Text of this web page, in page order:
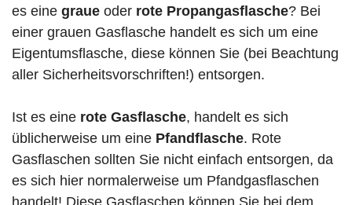
es eine graue oder rote Propangasflasche? Bei
einer grauen Gasflasche handelt es sich um eine
Eigentumsflasche, diese können Sie (bei Beachtung
aller Sicherheitsvorschriften!) entsorgen.
Ist es eine rote Gasflasche, handelt es sich
üblicherweise um eine Pfandflasche. Rote
Gasflaschen sollten Sie nicht einfach entsorgen, da
es sich hier normalerweise um Pfandgasflaschen